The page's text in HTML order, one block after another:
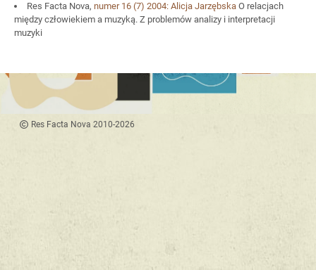
Res Facta Nova, numer 16 (7) 2004: Alicja Jarzębska O relacjach
między człowiekiem a muzyką. Z problemów analizy i interpretacji
muzyki
Res Facta Nova 2010-2026